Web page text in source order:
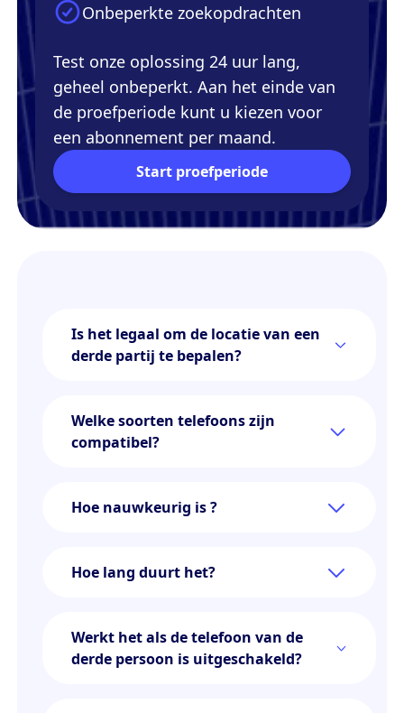
Onbeperkte zoekopdrachten
Test onze oplossing 24 uur lang,
geheel onbeperkt. Aan het einde van
de proefperiode kunt u kiezen voor
een abonnement per maand.
Start proefperiode
Is het legaal om de locatie van een
derde partij te bepalen?
Welke soorten telefoons zijn
compatibel?
Hoe nauwkeurig is ?
Hoe lang duurt het?
Werkt het als de telefoon van de
derde persoon is uitgeschakeld?